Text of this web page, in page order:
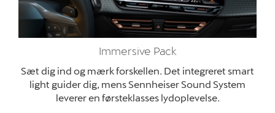
Immersive Pack
Sæt dig ind og mærk forskellen. Det integreret smart
light guider dig, mens Sennheiser Sound System
leverer en førsteklasses lydoplevelse.